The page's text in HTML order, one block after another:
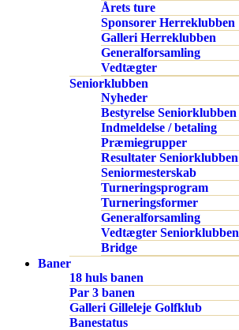
Årets ture
Sponsorer Herreklubben
Galleri Herreklubben
Generalforsamling
Vedtægter
Seniorklubben
Nyheder
Bestyrelse Seniorklubben
Indmeldelse / betaling
Præmiegrupper
Resultater Seniorklubben
Seniormesterskab
Turneringsprogram
Turneringsformer
Generalforsamling
Vedtægter Seniorklubben
Bridge
Baner
18 huls banen
Par 3 banen
Galleri Gilleleje Golfklub
Banestatus